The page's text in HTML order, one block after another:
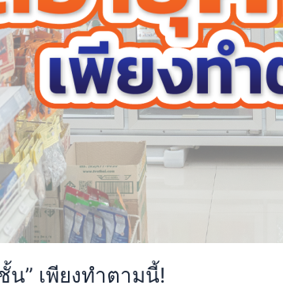
” เพียงทำตามนี้!